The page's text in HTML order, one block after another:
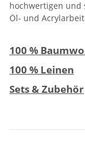
hochwertigen und
Öl- und
100 %
100 % Leinen
Sets & Zubehör